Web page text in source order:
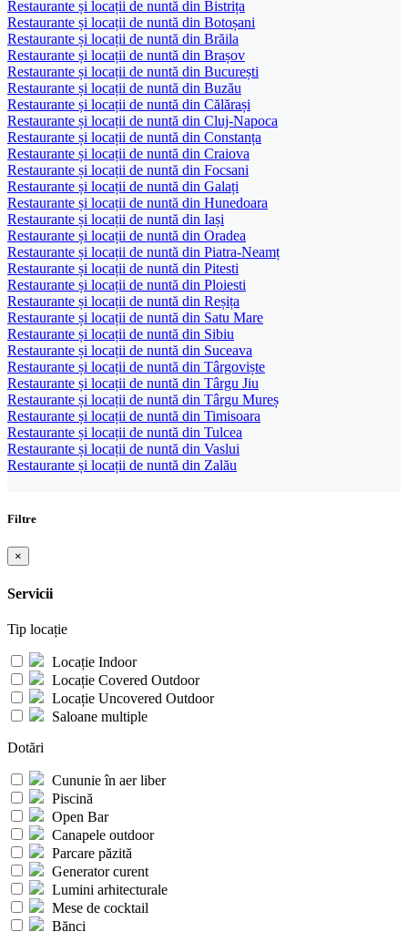
Restaurante și locații de nuntă din Bistrița
Restaurante și locații de nuntă din Botoșani
Restaurante și locații de nuntă din Brăila
Restaurante și locații de nuntă din Brașov
Restaurante și locații de nuntă din București
Restaurante și locații de nuntă din Buzău
Restaurante și locații de nuntă din Călărași
Restaurante și locații de nuntă din Cluj-Napoca
Restaurante și locații de nuntă din Constanța
Restaurante și locații de nuntă din Craiova
Restaurante și locații de nuntă din Focsani
Restaurante și locații de nuntă din Galați
Restaurante și locații de nuntă din Hunedoara
Restaurante și locații de nuntă din Iași
Restaurante și locații de nuntă din Oradea
Restaurante și locații de nuntă din Piatra-Neamț
Restaurante și locații de nuntă din Pitesti
Restaurante și locații de nuntă din Ploiesti
Restaurante și locații de nuntă din Reșița
Restaurante și locații de nuntă din Satu Mare
Restaurante și locații de nuntă din Sibiu
Restaurante și locații de nuntă din Suceava
Restaurante și locații de nuntă din Târgoviște
Restaurante și locații de nuntă din Târgu Jiu
Restaurante și locații de nuntă din Târgu Mureș
Restaurante și locații de nuntă din Timisoara
Restaurante și locații de nuntă din Tulcea
Restaurante și locații de nuntă din Vaslui
Restaurante și locații de nuntă din Zalău
Filtre
×
Servicii
Tip locație
Locație Indoor
Locație Covered Outdoor
Locație Uncovered Outdoor
Saloane multiple
Dotări
Cununie în aer liber
Piscină
Open Bar
Canapele outdoor
Parcare păzită
Generator curent
Lumini arhitecturale
Mese de cocktail
Bănci